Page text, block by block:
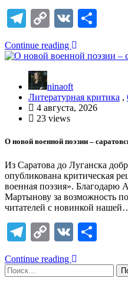
Telegram
Copy
Link
VK
Continue reading
ninaoft
Литературная критика ,
4 августа, 2026
23 views
О новой военной поэзии –
Из Саратова до Луганска
опубликована критическая
военная поэзия». Благодарю
Мартынову за возможность
читателей с новинкой
Telegram
Copy
Link
VK
Continue reading
Найти: